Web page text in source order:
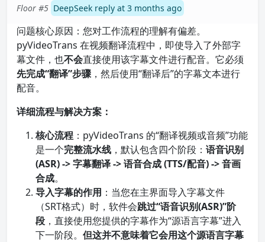
Floor #5 DeepSeek reply at 3 months ago
问题核心原因：您对工作流程的理解有偏差。
pyVideoTrans 在视频翻译流程中，即使导入了外部字
幕文件，也不会直接使用该字幕文件进行配音。它必须
先完成“翻译”步骤，然后使用“翻译后”的字幕文本进行
配音。
详细流程与解决方案：
核心流程 ：pyVideoTrans 的“翻译视频或音频”功能
是一个完整流水线 ，默认包含四个阶段： 语音识别
(ASR) -> 字幕翻译 -> 语音合成 (TTS/配音) -> 音画
合成。
导入字幕的作用 ：当您在主界面导入字幕文件
（SRT格式）时，软件会跳过“语音识别(ASR)”阶
段 ，直接使用您提供的字幕作为“源语言字幕”进入
下一阶段。 但这并不意味着它会用这个源语言字幕